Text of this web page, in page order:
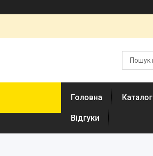
Головна Каталог
Відгуки